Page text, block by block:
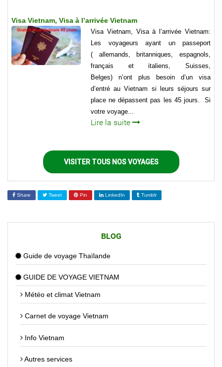
Visa Vietnam, Visa à l’arrivée Vietnam
Visa Vietnam, Visa à l’arrivée Vietnam:
Les voyageurs ayant un passeport
( allemands, britanniques, espagnols,
français et italiens, Suisses,
Belges) n’ont plus besoin d’un visa
d’entré au Vietnam si leurs séjours sur
place ne dépassent pas les 45 jours. Si
votre voyage...
Lire la suite
VISITER TOUS NOS VOYAGES
Share Tweet Pin LinkedIn Tumblr
BLOG
Guide de voyage Thaïlande
GUIDE DE VOYAGE VIETNAM
Météo et climat Vietnam
Carnet de voyage Vietnam
Info Vietnam
Autres services